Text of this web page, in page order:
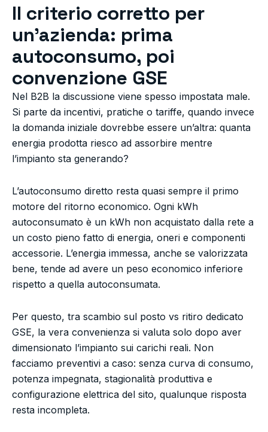
Il criterio corretto per
un’azienda: prima
autoconsumo, poi
convenzione GSE
Nel B2B la discussione viene spesso impostata male.
Si parte da incentivi, pratiche o tariffe, quando invece
la domanda iniziale dovrebbe essere un’altra: quanta
energia prodotta riesco ad assorbire mentre
l’impianto sta generando?
L’autoconsumo diretto resta quasi sempre il primo
motore del ritorno economico. Ogni kWh
autoconsumato è un kWh non acquistato dalla rete a
un costo pieno fatto di energia, oneri e componenti
accessorie. L’energia immessa, anche se valorizzata
bene, tende ad avere un peso economico inferiore
rispetto a quella autoconsumata.
Per questo, tra scambio sul posto vs ritiro dedicato
GSE, la vera convenienza si valuta solo dopo aver
dimensionato l’impianto sui carichi reali. Non
facciamo preventivi a caso: senza curva di consumo,
potenza impegnata, stagionalità produttiva e
configurazione elettrica del sito, qualunque risposta
resta incompleta.